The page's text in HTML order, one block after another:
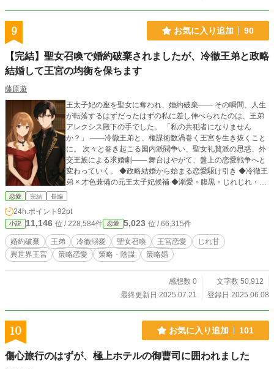
かく見守っていただけると幸いです。
9 お気に入り追加 90
【完結】聖女召喚で婚約破棄されましたが、冷徹王弟と政略
結婚して王宮の均衡を保ちます
藤原遊
王太子妃の座を聖女に奪われ、婚約破棄―― その瞬間、人生
が転落するはずだったはずの私に差し伸べられたのは、王弟
アレクシス殿下の手でした。 「私の共犯者になりません
か？」 ――冷徹王弟と、権謀術数渦巻く王宮を生き抜くこと
に。 次々と巻き起こる国内派閥争い、聖女礼賛派の思惑、外
交王族による求婚劇―― 舞台はやがて、盤上の恋愛戦争へと
変わっていく。 ◆政略結婚から始まる恋愛駆け引き ◆冷徹王
弟 × 才色兼備の元王太子妃候補 ◆溺愛・腹黒・じれじれ・外
堅内甘要素あり 冷静だった共犯関係は、やがて本物の愛に―
21時更新 ※画像はAIが作成しました。
恋愛 完結 長編
24h.ポイント 92pt
小説 11,146 位 / 228,584件 恋愛 5,023 位 / 66,315件
婚約破棄 王弟 冷徹溺愛 聖女召喚 王宮恋愛
じれ甘
異世界王宮
策略恋愛 策略・陰謀 策略婚
感想数 0
文字数 50,912
最終更新日 2025.07.21
登録日 2025.06.08
10 お気に入り追加 101
傷心旅行のはずが、極上ホテルの御曹司に囲われました